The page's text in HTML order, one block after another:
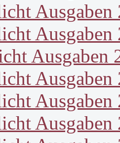
Ausgaben
Ausgaben
Ausgaben
Ausgaben
Ausgaben
Ausgaben